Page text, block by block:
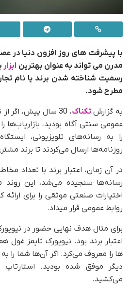
با پیشرفت های روز افزون دنیا در
مدرن می تواند به عنوان بهترین ابزار
رسمیت شناخته شدن برند یا نام
مطرح شود.
به گزارشتکناک
، 30 سال پیش، اگر
عمومی سنتی آگاه بودید،
را به رسانه‌های تلویزیونی،
روزنامه‌ها ارسال می‌کردند تا برند
در آن زمان، اعتبار برند با تعداد
رسانه‌ها سنجیده می‌شد، این روند
اختیارات صنعتی موثقی را برای
روابط عمومی قرار می‎داد.
برای مثال هدف نهایی حضور در
اعتبار برند بود. نیویورک تایمز
ها را معروف می‌کرد. اگر آن‌ها شما را
دیگر موفق شده بودید.
می‌کشید.